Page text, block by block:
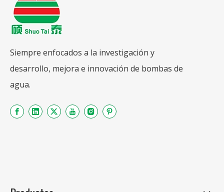
Siempre enfocados a la investigación y
desarrollo, mejora e innovación de bombas de
agua.